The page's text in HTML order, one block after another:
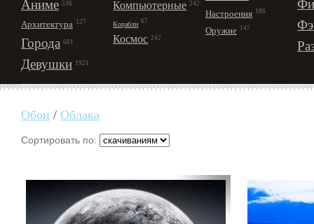
Аниме 536
Архитектура 127
Города 601
Девушки 1921
Компьютерные 242
Корабли 67
Космос 242
Настроения 186
Оружие 147
Обои / Облака
Сортировать по: